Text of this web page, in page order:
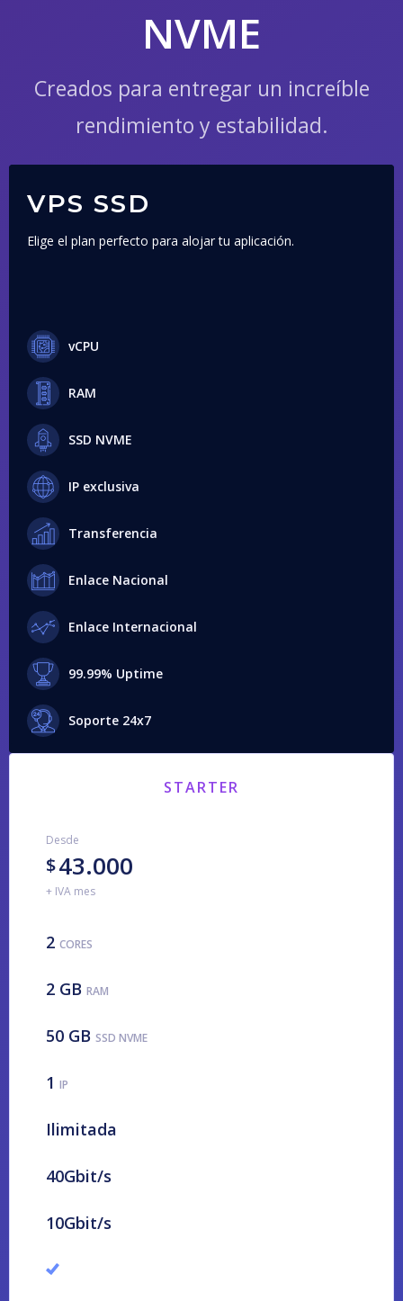
NVME
Creados para entregar un increíble
rendimiento y estabilidad.
VPS SSD
Elige el plan perfecto para alojar tu aplicación.
vCPU
RAM
SSD NVME
IP exclusiva
Transferencia
Enlace Nacional
Enlace Internacional
99.99% Uptime
Soporte 24x7
STARTER
Desde
$43.000
+ IVA mes
2 CORES
2 GB RAM
50 GB SSD NVME
1 IP
Ilimitada
40Gbit/s
10Gbit/s